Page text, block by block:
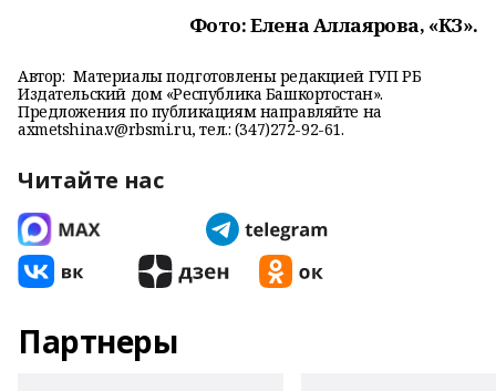
Фото: Елена Аллаярова, «КЗ».
Автор: Материалы подготовлены редакцией ГУП РБ
Издательский дом «Республика Башкортостан».
Предложения по публикациям направляйте на
axmetshina.v@rbsmi.ru, тел.: (347)272-92-61.
Читайте нас
Партнеры